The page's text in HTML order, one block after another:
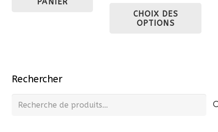
84,30 €.
CHOIX DES
OPTIONS
Rechercher
Recherche